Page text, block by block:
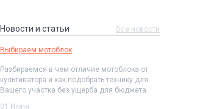
Новости и статьи Все новости
Выбираем мотоблок
Разбираемся в чем отличие мотоблока от
культиватора и как подобрать технику для
Вашего участка без ущерба для бюджета
01 Июня